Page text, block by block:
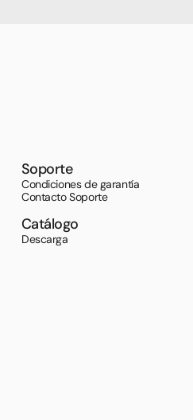
Soporte
Condiciones de garantía
Contacto Soporte
Catálogo
Descarga